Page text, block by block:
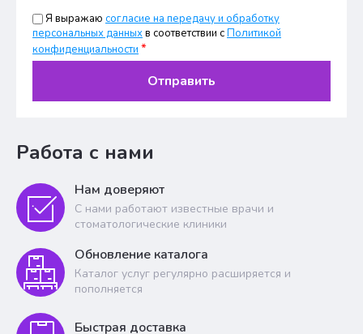
Я выражаю согласие на передачу и обработку
персональных данныхв соответствии сПолитикой
конфиденциальности *
Отправить
Работа с нами
Нам доверяют
С нами работают известные врачи и
стоматологические клиники
Обновление каталога
Каталог услуг регулярно расширяется и
пополняется
Быстрая доставка